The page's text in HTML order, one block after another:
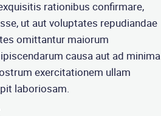
rationibus confirmare,
ut aut voluptates repudiandae
omittantur maiorum
causa aut ad minima
exercitationem ullam
laboriosam.